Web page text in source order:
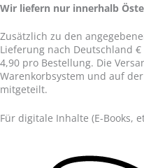
Wir liefern nur innerhalb
Zusätzlich zu den
Lieferung nach Deutschland
4,90 pro Bestellung. Die
Warenkorbsystem und auf
mitgeteilt.
Für digitale Inhalte (E-Books,